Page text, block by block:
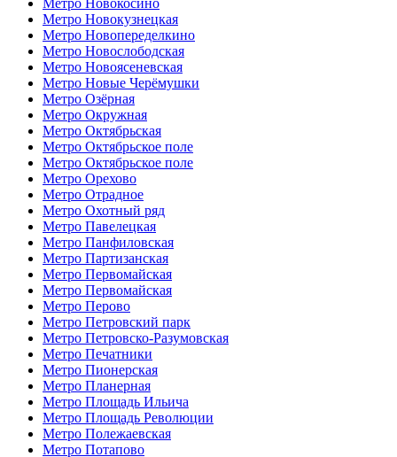
Метро Новокузнецкая
Метро Новопеределкино
Метро Новослободская
Метро Новоясеневская
Метро Новые Черёмушки
Метро Озёрная
Метро Окружная
Метро Октябрьская
Метро Октябрьское поле
Метро Октябрьское поле
Метро Орехово
Метро Отрадное
Метро Охотный ряд
Метро Павелецкая
Метро Панфиловская
Метро Партизанская
Метро Первомайская
Метро Первомайская
Метро Перово
Метро Петровский парк
Метро Петровско-Разумовская
Метро Печатники
Метро Пионерская
Метро Планерная
Метро Площадь Ильича
Метро Площадь Революции
Метро Полежаевская
Метро Потапово